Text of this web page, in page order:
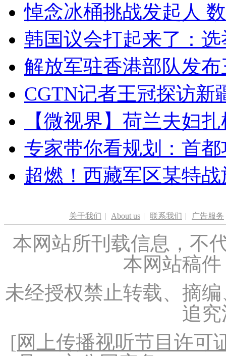
悼念冰桶挑战发起人
韩国议会打起来了：
解放军驻香港部队发
CGTN记者王冠探访新
【微视界】荷兰夫妇
专家带你看规划：首
超燃！西藏军区某特
关于我们 | About us | 联系我们 | 广告服务
本网站所刊载信息，不
本网站稿
未经授权禁止转载、摘
追
[网上传播视听节目许可